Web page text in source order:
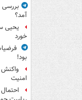
آمد؟
یحیی
خورد
بود!
امنیت